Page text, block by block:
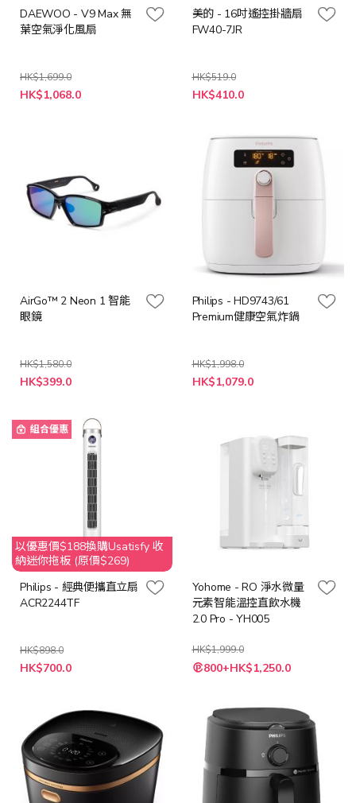
DAEWOO - V9 Max 無
葉空氣淨化風扇
HK$1,699.0
特
殊
HK$1,068.0
美的 - 16吋遙控掛牆扇
FW40-7JR
HK$519.0
特
殊
HK$410.0
AirGo™ 2 Neon 1 智能
眼鏡
HK$1,580.0
HK$399.0
Philips - HD9743/61
Premium健康空氣炸鍋
HK$1,998.0
特
殊
HK$1,079.0
組合優惠
以優惠價$188換購Usatisfy 收
納迷你拖板 (原價$269)
Philips - 經典便攜直立扇
ACR2244TF
HK$898.0
特
殊
HK$700.0
Yohome - RO 淨水微量
元素智能溫控直飲水機
2.0 Pro - YH005
HK$1,999.0
特
殊 800+HK$1,250.0